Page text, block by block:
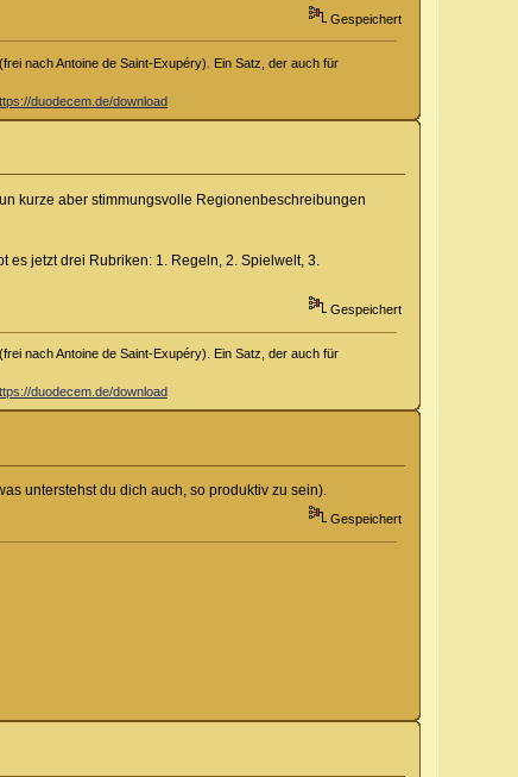
Gespeichert
nach Antoine de Saint-Exupéry). Ein Satz, der auch für
duodecem.de/download
kurze aber stimmungsvolle Regionenbeschreibungen
jetzt drei Rubriken: 1. Regeln, 2. Spielwelt, 3.
Gespeichert
nach Antoine de Saint-Exupéry). Ein Satz, der auch für
duodecem.de/download
unterstehst du dich auch, so produktiv zu sein).
Gespeichert